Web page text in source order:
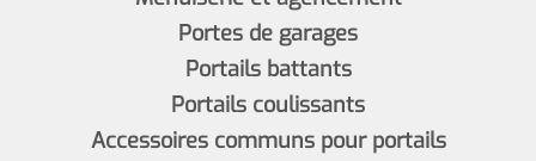
Portes de garages
Portails battants
Portails coulissants
Accessoires communs pour portails